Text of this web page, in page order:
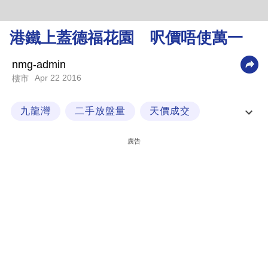
理
財
業
港鐵上蓋德福花園 呎價唔使萬一
nmg-admin
樓市 Apr 22 2016
九龍灣 二手放盤量 天價成交
廣告